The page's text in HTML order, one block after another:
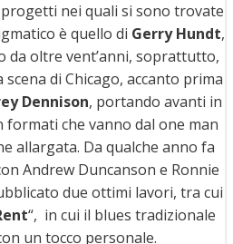
nei quali si sono trovate
è quello di Gerry Hundt,
oltre vent’anni, soprattutto,
di Chicago, accanto prima
Dennison, portando avanti in
che vanno dal one man
allargata. Da qualche anno fa
Andrew Duncanson e Ronnie
due ottimi lavori, tra cui
“, in cui il blues tradizionale
un tocco personale.